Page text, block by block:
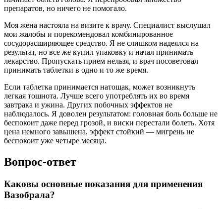
препаратов, но ничего не помогало.
Моя жена настояла на визите к врачу. Специалист выслушал
мои жалобы и порекомендовал комбинированное
сосудорасширяющее средство. Я не слишком надеялся на
результат, но все же купил упаковку и начал принимать
лекарство. Пропускать прием нельзя, и врач посоветовал
принимать таблетки в одно и то же время.
Если таблетка принимается натощак, может возникнуть
легкая тошнота. Лучше всего употреблять их во время
завтрака и ужина. Других побочных эффектов не
наблюдалось. Я доволен результатом: головная боль больше не
беспокоит даже перед грозой, и виски перестали болеть. Хотя
цена немного завышена, эффект стойкий — мигрень не
беспокоит уже четыре месяца.
Вопрос-ответ
Каковы основные показания для применения
Вазобрала?